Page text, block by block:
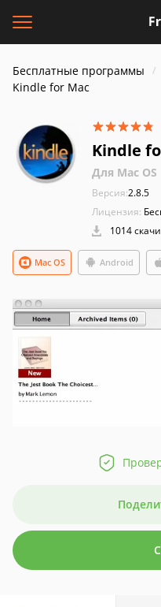
Бесплатные программы
Kindle for Mac
Kindle
Для Mac OS
Версия:2.8.5
Лицензия:
1014
Mac OS Android